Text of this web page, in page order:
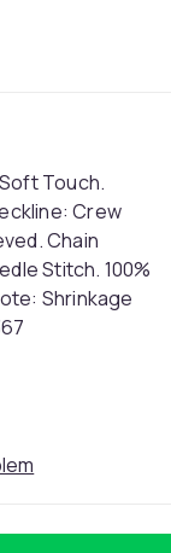
Touch.
Crew
Chain
Stitch. 100%
Shrinkage